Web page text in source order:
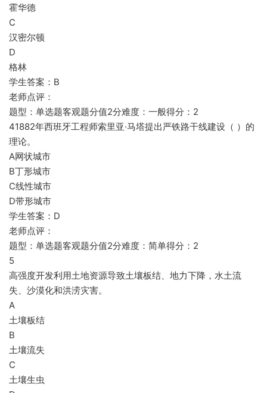
霍华德
C
汉密尔顿
D
格林
学生答案：B
老师点评：
题型：单选题客观题分值2分难度：一般得分：2
41882年西班牙工程师索里亚·马塔提出严铁路干线建设（ ）的
理论。
A网状城市
B丁形城市
C线性城市
D带形城市
学生答案：D
老师点评：
题型：单选题客观题分值2分难度：简单得分：2
5
高强度开发利用土地资源导致土壤板结、地力下降，水土流
失、沙漠化和洪涝灾害。
A
土壤板结
B
土壤流失
C
土壤生虫